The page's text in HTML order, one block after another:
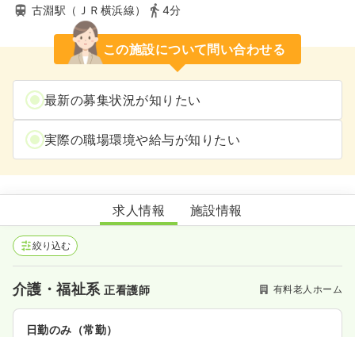
古淵駅（ＪＲ横浜線）
4分
この施設について問い合わせる
最新の募集状況が知りたい
実際の職場環境や給与が知りたい
クラーチ・ファミリア古淵
求人情報 施設情報
絞り込む
介護・福祉系正看護師 有料老人ホーム
日勤のみ（常勤）